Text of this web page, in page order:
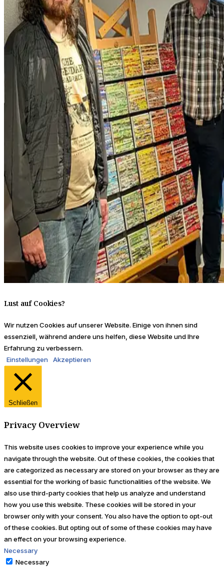
Lust auf Cookies?
Wir nutzen Cookies auf unserer Website. Einige von ihnen sind
essenziell, während andere uns helfen, diese Website und Ihre
Erfahrung zu verbessern.
Einstellungen
Akzeptieren
Schließen
Privacy Overview
This website uses cookies to improve your experience while you
navigate through the website. Out of these cookies, the cookies that
are categorized as necessary are stored on your browser as they are
essential for the working of basic functionalities of the website. We
also use third-party cookies that help us analyze and understand
how you use this website. These cookies will be stored in your
browser only with your consent. You also have the option to opt-out
of these cookies. But opting out of some of these cookies may have
an effect on your browsing experience.
Necessary
Necessary